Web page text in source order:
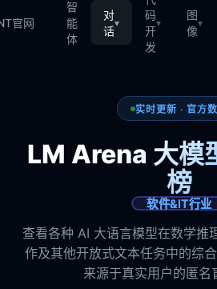
官网
智
能
体
对
话
▾
码
开
发
▾
图
像
▾
实时更新 · 官方
LM Arena 大模
榜
软件&IT行业
查看各种 AI 大语言模型在数学推
作及其他开放式文本任务中的综
来源于真实用户的匿名